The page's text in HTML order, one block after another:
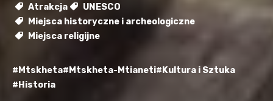
Atrakcja
UNESCO
Miejsca historyczne i archeologiczne
Miejsca religijne
#Mtskheta#Mtskheta-Mtianeti#Kultura i Sztuka
#Historia